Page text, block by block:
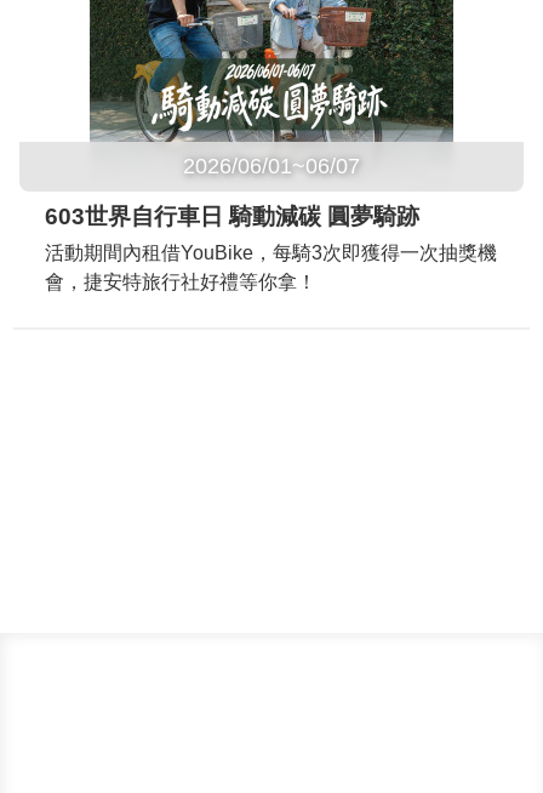
2026/06/01~06/07
603世界自行車日 騎動減碳 圓夢騎跡
活動期間內租借YouBike，每騎3次即獲得一次抽獎機
會，捷安特旅行社好禮等你拿！